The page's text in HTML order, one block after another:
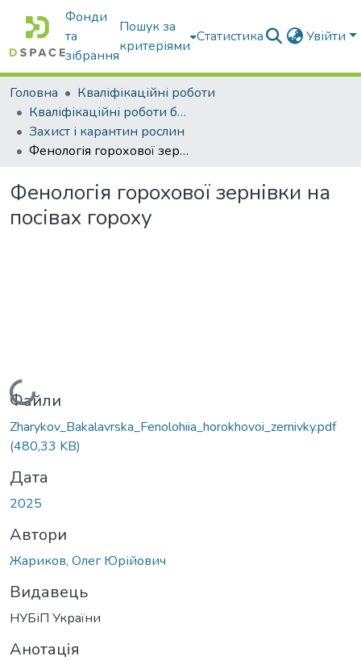
Фонди
та
зібрання
Пошук за
критеріями
Статистика Увійти
Головна
Кваліфікаційні роботи
Кваліфікаційні роботи бакалаврів
Захист і карантин рослин
Фенологія горохової зернівки на посівах гороху
Фенологія горохової зернівки на
посівах гороху
Вантажиться...
Файли
Zharykov_Bakalavrska_Fenolohiia_horokhovoi_zernivky.pdf
(480,33 KB)
Дата
2025
Автори
Жариков, Олег Юрійович
Видавець
НУБіП України
Анотація